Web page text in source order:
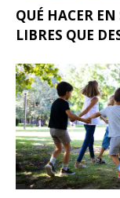
QUÉ HACER
LIBRES QUE